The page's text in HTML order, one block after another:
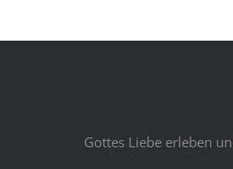
Gottes Liebe erleben